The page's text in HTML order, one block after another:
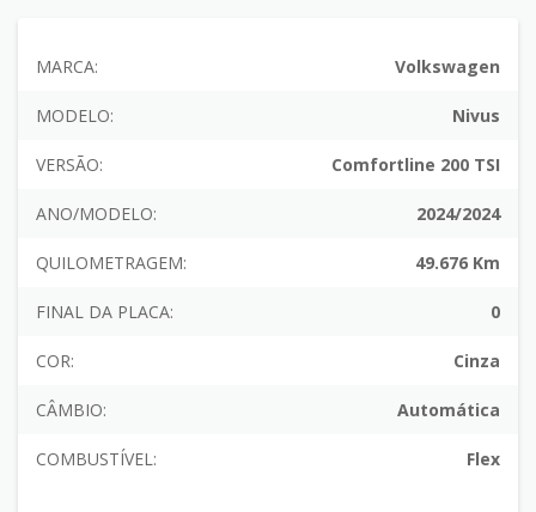
MARCA: Volkswagen
MODELO: Nivus
VERSÃO: Comfortline 200 TSI
ANO/MODELO: 2024/2024
QUILOMETRAGEM: 49.676 Km
FINAL DA PLACA: 0
COR: Cinza
CÂMBIO: Automática
COMBUSTÍVEL: Flex